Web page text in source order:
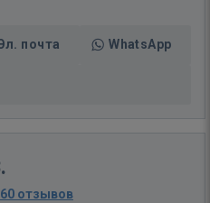
почта WhatsApp
отзывов